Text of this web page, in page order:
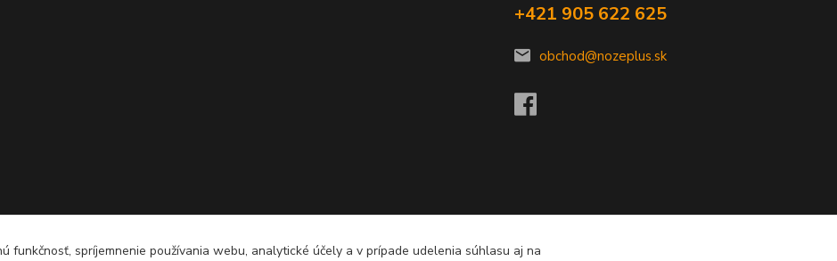
+421 905 622 625
obchod@nozeplus.sk
funkčnosť, spríjemnenie používania webu, analytické účely a v prípade udelenia súhlasu aj na